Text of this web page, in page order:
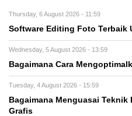
Thursday, 6 August 2026 - 11:59
Software Editing Foto Terbaik
Wednesday, 5 August 2026 - 13:59
Bagaimana Cara
Tuesday, 4 August 2026 - 15:59
Bagaimana Menguasai
Grafis